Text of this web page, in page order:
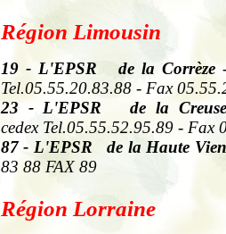
Région Limousin
19 - L'EPSR de la Corrèze
Tel.05.55.20.83.88 - Fax
23 - L'EPSR de la Creuse
cedex Tel.05.55.52.95.89 - Fax
87 - L'EPSR de la Haute
83 88 FAX 89
Région Lorraine